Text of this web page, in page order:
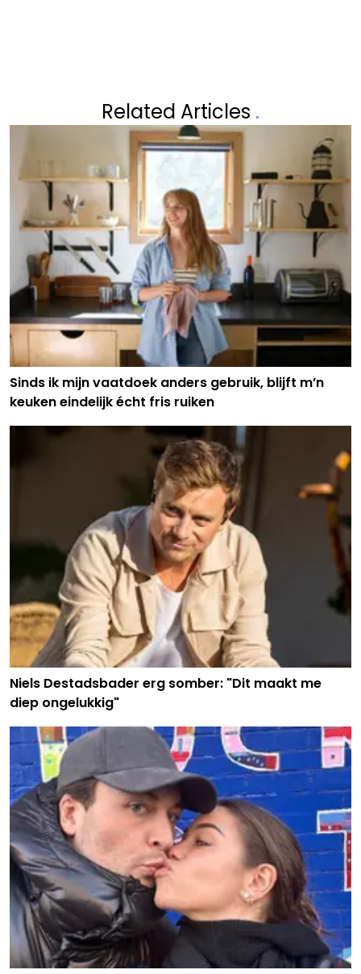
Related Articles .
Sinds ik mijn vaatdoek anders gebruik, blijft m’n
keuken eindelijk écht fris ruiken
Niels Destadsbader erg somber: "Dit maakt me
diep ongelukkig"